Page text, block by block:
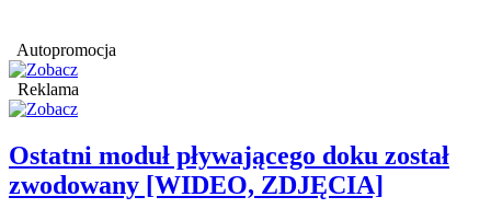
Autopromocja
Reklama
Ostatni moduł pływającego doku został
zwodowany [WIDEO, ZDJĘCIA]